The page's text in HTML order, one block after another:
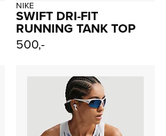
NIKE
SWIFT DRI-FIT
RUNNING TANK TOP
500,-